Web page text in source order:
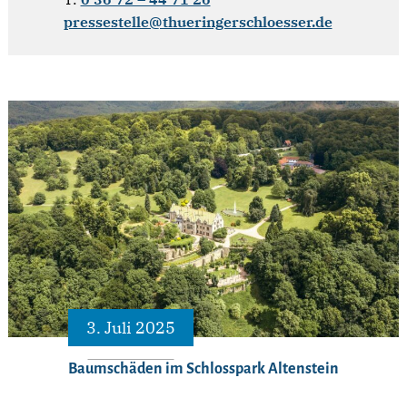
pressestelle@thueringerschloesser.de
3. Juli 2025
Baumschäden im Schlosspark Altenstein